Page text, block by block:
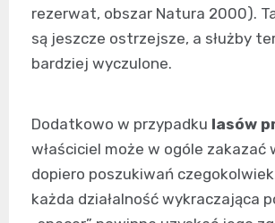
rezerwat, obszar Natura 2000).
są jeszcze ostrzejsze, a służby
bardziej wyczulone.
Dodatkowo w przypadku lasów
właściciel może w ogóle zakazać
dopiero poszukiwań
każda działalność wykraczająca